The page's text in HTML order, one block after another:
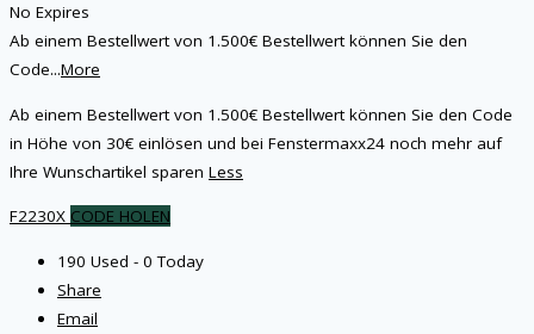
No Expires
Ab einem Bestellwert von 1.500€ Bestellwert können Sie den
Code...More
Ab einem Bestellwert von 1.500€ Bestellwert können Sie den Code
in Höhe von 30€ einlösen und bei Fenstermaxx24 noch mehr auf
Ihre Wunschartikel sparen Less
F2230X CODE HOLEN
190 Used - 0 Today
Share
Email